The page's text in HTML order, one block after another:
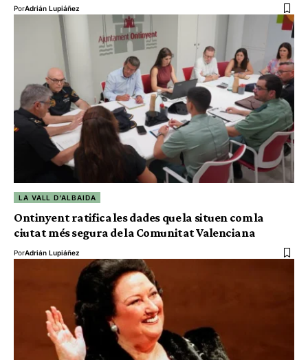
PorAdrián Lupiáñez
LA VALL D'ALBAIDA
Ontinyent ratifica les dades que la situen com la
ciutat més segura de la Comunitat Valenciana
PorAdrián Lupiáñez